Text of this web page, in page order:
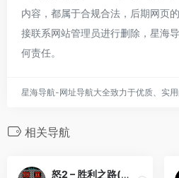
内容，都属于合规合法，后期网页
接联系网站管理员进行删除，星海
何责任。
星海导航-网址导航大全致力于优质、实
相关导航
怒2 – 胜利之路(简)[高伟](JP)[STG](2Mb)